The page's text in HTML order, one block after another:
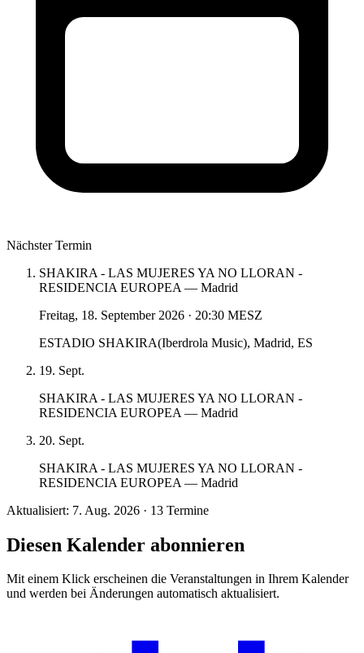
Nächster Termin
SHAKIRA - LAS MUJERES YA NO LLORAN -
RESIDENCIA EUROPEA — Madrid
Freitag, 18. September 2026 · 20:30 MESZ
ESTADIO SHAKIRA(Iberdrola Music), Madrid, ES
19. Sept.
SHAKIRA - LAS MUJERES YA NO LLORAN -
RESIDENCIA EUROPEA — Madrid
20. Sept.
SHAKIRA - LAS MUJERES YA NO LLORAN -
RESIDENCIA EUROPEA — Madrid
Aktualisiert: 7. Aug. 2026 · 13 Termine
Diesen Kalender abonnieren
Mit einem Klick erscheinen die Veranstaltungen in Ihrem Kalender
und werden bei Änderungen automatisch aktualisiert.